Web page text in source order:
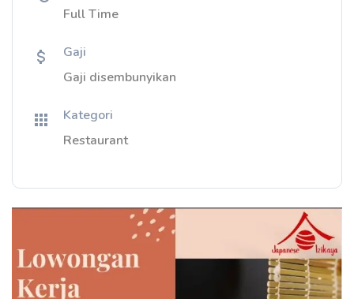
Full Time
Gaji
Gaji disembunyikan
Kategori
Restaurant